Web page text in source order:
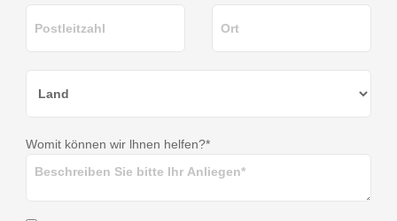
Womit können wir lhnen helfen?*